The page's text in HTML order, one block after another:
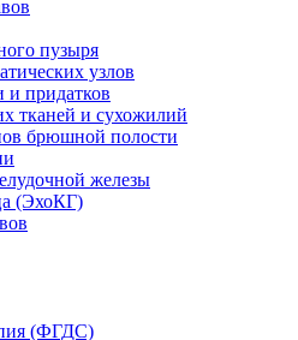
пузыря
узлов
придатков
тканей и сухожилий
брюшной полости
железы
(ЭхоКГ)
(ФГДС)